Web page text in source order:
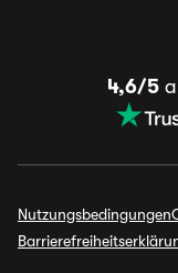
4,6/5
Nutzungsbedingungen